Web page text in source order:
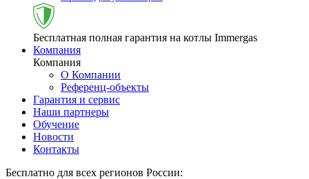
Бесплатная полная гарантия на котлы Immergas
Компания
Компания
О Компании
Референц-объекты
Гарантия и сервис
Наши партнеры
Обучение
Новости
Контакты
Бесплатно для всех регионов России: